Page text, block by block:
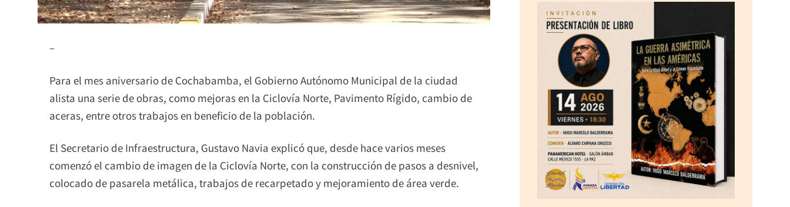
–
Para el mes aniversario de Cochabamba, el Gobierno Autónomo Municipal de la ciudad
alista una serie de obras, como mejoras en la Ciclovía Norte, Pavimento Rígido, cambio de
aceras, entre otros trabajos en beneficio de la población.
El Secretario de Infraestructura, Gustavo Navia explicó que, desde hace varios meses
comenzó el cambio de imagen de la Ciclovía Norte, con la construcción de pasos a desnivel,
colocado de pasarela metálica, trabajos de recarpetado y mejoramiento de área verde.